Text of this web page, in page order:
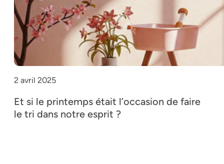
2 avril 2025
Et si le printemps était l’occasion de faire
le tri dans notre esprit ?